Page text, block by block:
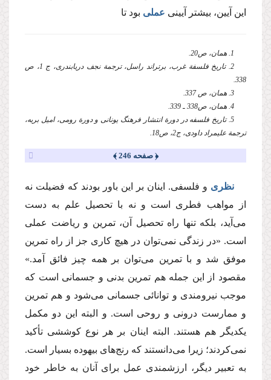
این آیین، بیشتر آیینی ‌عملی ‌ بود تا
1. همان، ص20.
2. تاریخ فلسفة‌ غرب، برتراند راسل، ترجمة نجف دریابندری، ج 1، ‌ص
338.
3. همان، ‌ص 337.
4. همان، ‌ص338 ـ 339.
5. تاریخ فلسفه‌ در دورة انتشار فرهنگ یونانی و دورة رومی، امیل بریه،
ترجمة‌ علیمراد داودی، ج2، ص18.
﴿ صفحه 246 ﴾
‌نظری ‌ و فلسفی. اینان بر این باور بودند كه فضیلت نه
از مواهب فطری است و نه با تحصیل علم به دست
می‌آید، بلكه تنها راه تحصیل آن، تمرین و ریاضت ‌عملی
است. «در زندگی نمی‌توان در هیچ كاری جز از راه تمرین
موفق شد و با تمرین می‌توان بر همه چیز فائق آمد.»
مقصود از این جمله هم تمرین بدنی و جسمانی است كه
موجب ‌نیرومندی و توانائی جسمانی می‌شود و هم تمرین
و ممارست درونی و روحی است. و البته این دو مكمل
یكدیگر هم هستند. البته اینان بر هر نوع كوششی تأكید
نمی‌‌كردند؛ زیرا می‌دانستند كه رنج‌‌های بیهوده بسیار است.
به تعبیر دیگر،‌ ارزشمندی عمل برای آنان به خاطر خود